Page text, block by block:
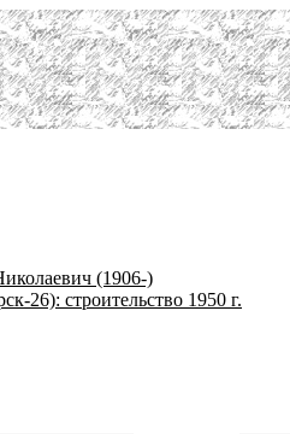
(1906-)
26): строительство 1950 г.